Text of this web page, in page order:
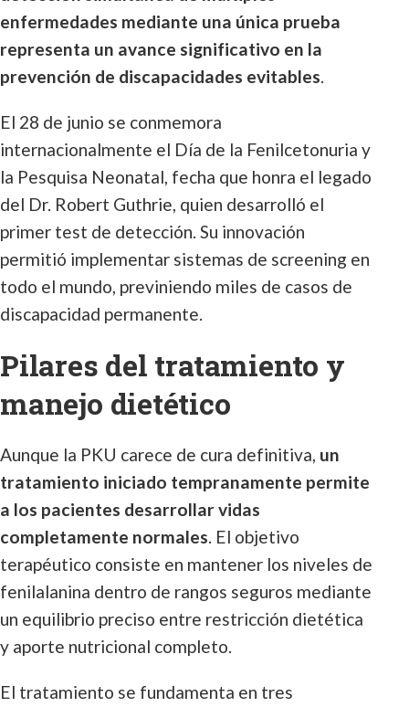
enfermedades mediante una única prueba
representa un avance significativo en la
prevención de discapacidades evitables.
El 28 de junio se conmemora
internacionalmente el Día de la Fenilcetonuria y
la Pesquisa Neonatal, fecha que honra el legado
del Dr. Robert Guthrie, quien desarrolló el
primer test de detección. Su innovación
permitió implementar sistemas de screening en
todo el mundo, previniendo miles de casos de
discapacidad permanente.
Pilares del tratamiento y
manejo dietético
Aunque la PKU carece de cura definitiva, un
tratamiento iniciado tempranamente permite
a los pacientes desarrollar vidas
completamente normales. El objetivo
terapéutico consiste en mantener los niveles de
fenilalanina dentro de rangos seguros mediante
un equilibrio preciso entre restricción dietética
y aporte nutricional completo.
El tratamiento se fundamenta en tres